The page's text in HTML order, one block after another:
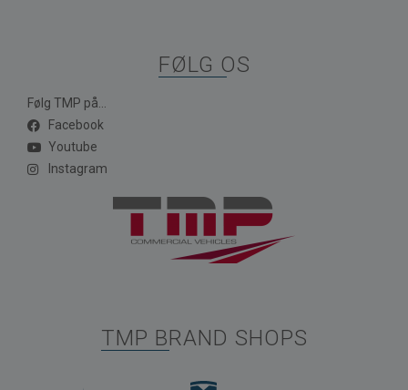
FØLG OS
Følg TMP på...
Facebook
Youtube
Instagram
TMP BRAND SHOPS